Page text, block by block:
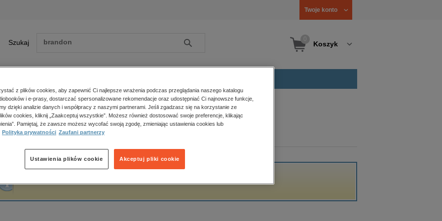
Twoje konto
Szukaj Szukaj Koszyk
Zobacz wszystkie E-prasa
polityka, społeczno-informacyjne
psychologiczne
popularno-naukowe
historia
główna Izrael Joszua Singer
Joszua Singer
z plików cookies, aby zapewnić Ci najlepsze wrażenia podczas przeglądania naszego katalogu
i e-prasy, dostarczać spersonalizowane rekomendacje oraz udostępniać Ci najnowsze funkcje,
dzięki analizie danych i współpracy z naszymi partnerami. Jeśli zgadzasz się na korzystanie ze
cookies, kliknij „Zaakceptuj wszystkie”. Możesz również dostosować swoje preferencje, klikając
Pamiętaj, że zawsze możesz wycofać swoją zgodę, zmieniając ustawienia cookies lub
Polityka prywatności Zaufani partnerzy
Akceptuj pliki cookie
Ustawienia plików cookie